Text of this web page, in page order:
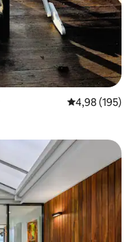
4,98 de uma
4,98 (195)
hóspedes